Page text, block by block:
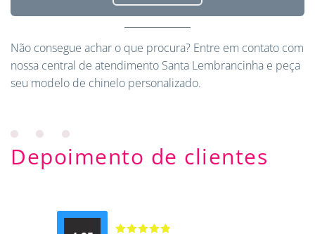
Não consegue achar o que procura? Entre em contato com
nossa central de atendimento Santa Lembrancinha e peça
seu modelo de chinelo personalizado.
Depoimento de clientes